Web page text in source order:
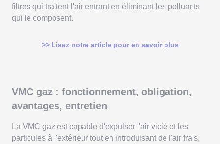
filtres qui traitent l'air entrant en éliminant les polluants
qui le composent.
>> Lisez notre article pour en savoir plus
VMC gaz : fonctionnement, obligation,
avantages, entretien
La VMC gaz est capable d'expulser l'air vicié et les
particules à l'extérieur tout en introduisant de l'air frais,